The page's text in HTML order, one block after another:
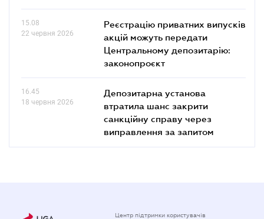
15.08
22 червня 2026
Реєстрацію приватних випусків
акцій можуть передати
Центральному депозитарію:
законопроєкт
16.45
18 червня 2026
Депозитарна установа
втратила шанс закрити
санкційну справу через
виправлення за запитом
Центр підтримки користувачів